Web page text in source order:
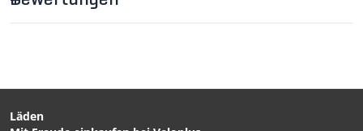
gleichzeitiges Laden & Entladen möglich
Lieferumfang
Läden